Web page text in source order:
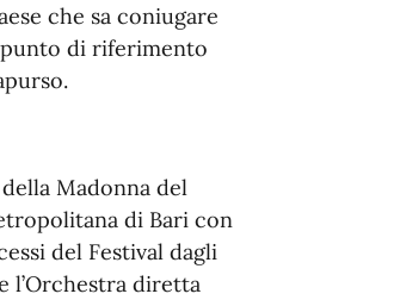
che sa coniugare
di riferimento
Madonna del
di Bari con
del Festival dagli
l’Orchestra diretta